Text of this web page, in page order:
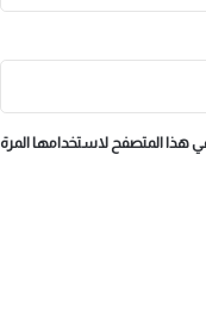
هذا المتصفح لاستخدامها المرة